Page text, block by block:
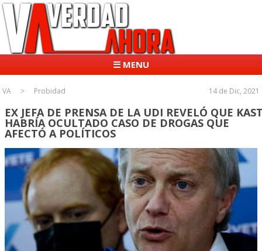
☰ MENU
VA Probidad 14 de Dic, 2021
EX JEFA DE PRENSA DE LA UDI REVELÓ QUE
HABRÍA OCULTADO CASO DE DROGAS QUE
AFECTÓ A POLÍTICOS